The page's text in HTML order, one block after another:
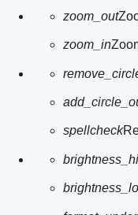
zoom_out
zoom_in
spellcheck